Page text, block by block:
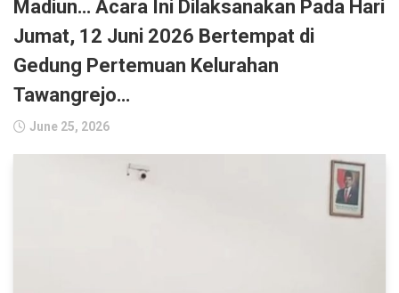
Madiun… Acara Ini Dilaksanakan Pada Hari
Jumat, 12 Juni 2026 Bertempat di
Gedung Pertemuan Kelurahan
Tawangrejo…
June 25, 2026